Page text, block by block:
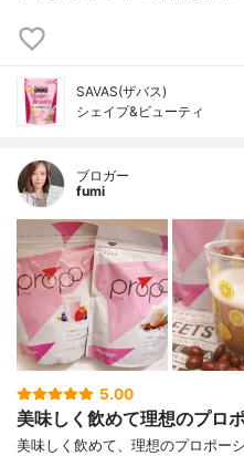
SAVAS(ザバス)
シェイプ&ビューティ
ブロガー
fumi
5.00
美味しく飲めて理想のプロ
美味しく飲めて、理想のプロポー